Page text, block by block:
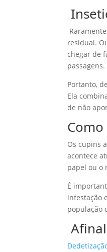
residual.
chegar de
passagens.
Portanto,
Ela
de não
Os cupins
acontece
papel ou o
É
infestação
população